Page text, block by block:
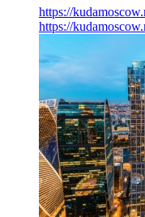
https://
https://